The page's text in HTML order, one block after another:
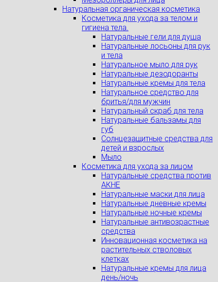
Натуральная органическая косметика
Косметика для ухода за телом и
гигиена тела.
Натуральные гели для душа
Натуральные лосьоны для рук
и тела
Натуральное мыло для рук
Натуральные дезодоранты
Натуральные кремы для тела
Натуральное средство для
бритья/для мужчин
Натуральный скраб для тела
Натуральные бальзамы для
губ
Солнцезащитные средства для
детей и взрослых
Мыло
Косметика для ухода за лицом
Натуральные средства против
АКНЕ
Натуральные маски для лица
Натуральные дневные кремы
Натуральные ночные кремы
Натуральные антивозрастные
средства
Инновационная косметика на
растительных стволовых
клетках
Натуральные кремы для лица
день/ночь